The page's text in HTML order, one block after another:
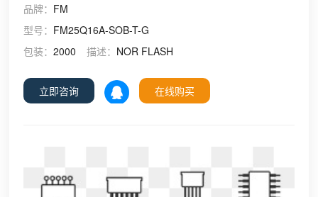
品牌： FM
型号： FM25Q16A-SOB-T-G
包装：2000 描述： NOR FLASH
立即咨询 在线购买